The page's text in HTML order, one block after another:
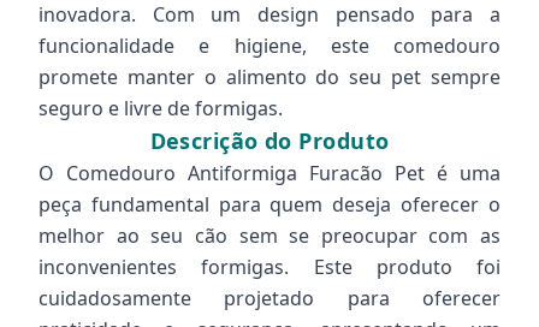
inovadora. Com um design pensado para a
funcionalidade e higiene, este comedouro
promete manter o alimento do seu pet sempre
seguro e livre de formigas.
Descrição do Produto
O Comedouro Antiformiga Furacão Pet é uma
peça fundamental para quem deseja oferecer o
melhor ao seu cão sem se preocupar com as
inconvenientes formigas. Este produto foi
cuidadosamente projetado para oferecer